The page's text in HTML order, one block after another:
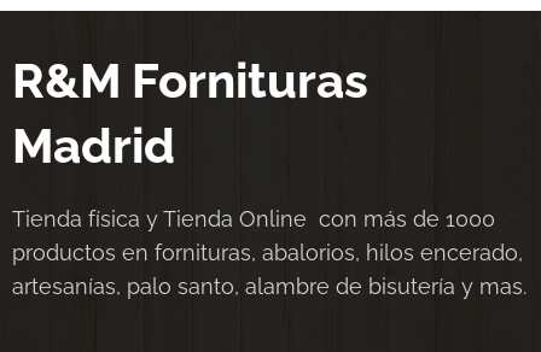
R&M Fornituras
Madrid
Tienda física y Tienda Online con más de 1000
productos en fornituras, abalorios, hilos encerado,
artesanías, palo santo, alambre de bisutería y mas.